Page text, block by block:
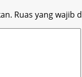
Ruas yang wajib